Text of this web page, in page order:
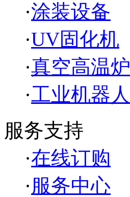
·涂装设备
·UV固化机
·真空高温炉
·工业机器人
服务支持
·在线订购
·服务中心